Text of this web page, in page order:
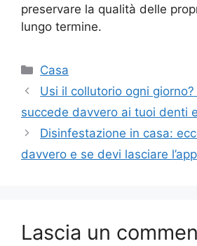
preservare la qualità delle
lungo termine.
Categorie
Casa
Usi il collutorio ogni giorno?
succede davvero ai tuoi denti
Disinfestazione in casa:
davvero e se devi lasciare
Lascia un